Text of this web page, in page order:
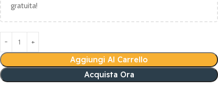
gratuita!
Aggiungi Al Carrello
Acquista Ora